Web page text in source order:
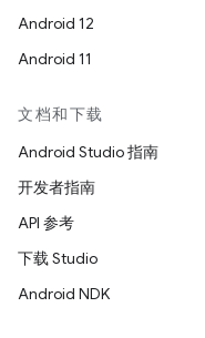
Android 12
Android 11
文档和下载
Android Studio 指南
开发者指南
API 参考
下载 Studio
Android NDK